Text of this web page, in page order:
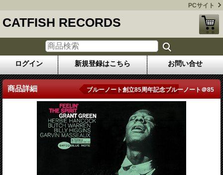
PCサイト
CATFISH RECORDS
ログイン 新規登録はこちら お問い合せ
商品詳細 ブルーノート創立85周年記念ブルーノート＠85